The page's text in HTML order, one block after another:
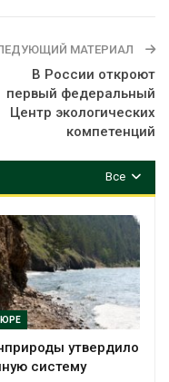
МАТЕРИАЛ
В России откроют
первый федеральный
Центр экологических
компетенций
Все
утвердило
систему